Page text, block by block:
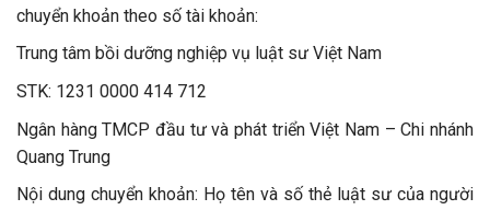
chuyển khoản theo số tài khoản:
Trung tâm bồi dưỡng nghiệp vụ luật sư Việt Nam
STK: 1231 0000 414 712
Ngân hàng TMCP đầu tư và phát triển Việt Nam – Chi nhánh
Quang Trung
Nội dung chuyển khoản: Họ tên và số thẻ luật sư của người